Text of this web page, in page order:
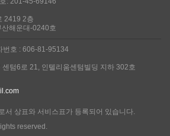
2419 2층
해운대-0240호
번호 : 606-81-95134
텀6로 21, 인텔리움센텀빌딩 지하 302호
서 상표와 서비스표가 등록되어 있습니다.
reserved.